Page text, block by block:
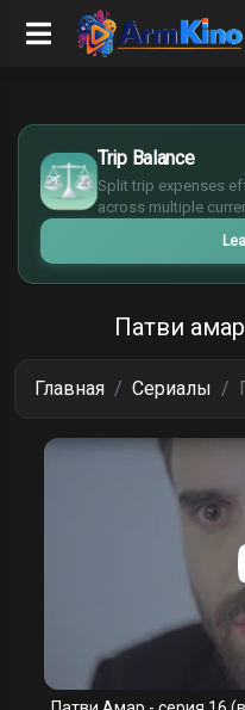
Trip Balance
Split trip expenses
across multiple
$
€
¥
£
Патви
Главная Сериалы